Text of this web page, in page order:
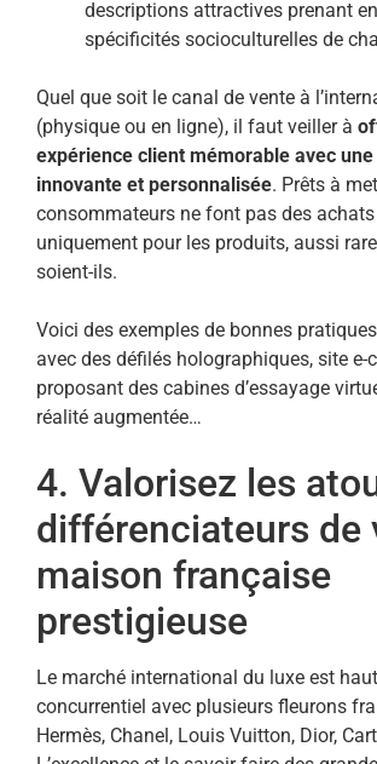
descriptions attractives prenant
spécificités socioculturelles de
Quel que soit le canal de vente à
(physique ou en ligne), il faut veiller à
expérience client mémorable avec
innovante et personnalisée. Prêts à
consommateurs ne font pas des
uniquement pour les produits, aussi
soient-ils.
Voici des exemples de bonnes
avec des défilés holographiques, site e-
proposant des cabines d’essayage
réalité augmentée…
4. Valorisez les
différenciateurs de
maison française
prestigieuse
Le marché international du luxe est
concurrentiel avec plusieurs fleurons
Hermès, Chanel, Louis Vuitton, Dior,